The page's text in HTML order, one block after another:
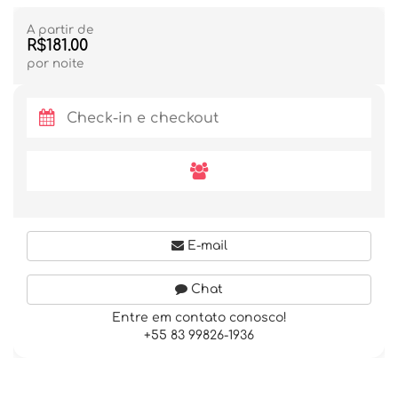
A partir de
R$181.00
por noite
E-mail
Chat
Entre em contato conosco!
+55 83 99826-1936